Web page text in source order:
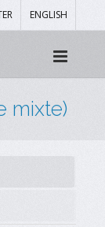
ENGLISH
mixte)